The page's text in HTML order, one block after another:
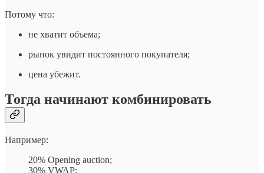
Потому что:
не хватит объема;
рынок увидит постоянного покупателя;
цена убежит.
Тогда начинают комбинировать
Например:
20% Opening auction;
30% VWAP;